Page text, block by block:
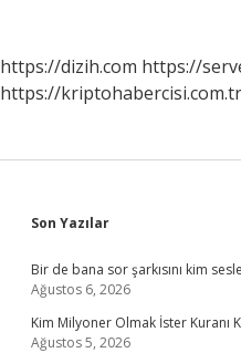
Kadar
Sürede
https://dizih.com https://
https://kriptohabercisi.com.tr
Sidebar
Son Yazılar
Bir de bana sor şarkısını kim
Ağustos 6, 2026
Kim Milyoner Olmak İster Kuranı
Ağustos 5, 2026